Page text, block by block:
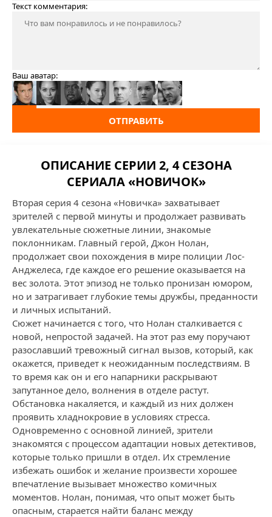
Текст комментария:
Ваш аватар:
ОТПРАВИТЬ
ОПИСАНИЕ СЕРИИ 2, 4 СЕЗОНА
СЕРИАЛА «НОВИЧОК»
Вторая серия 4 сезона «Новичка» захватывает
зрителей с первой минуты и продолжает развивать
увлекательные сюжетные линии, знакомые
поклонникам. Главный герой, Джон Нолан,
продолжает свои похождения в мире полиции Лос-
Анджелеса, где каждое его решение оказывается на
вес золота. Этот эпизод не только пронизан юмором,
но и затрагивает глубокие темы дружбы, преданности
и личных испытаний.
Сюжет начинается с того, что Нолан сталкивается с
новой, непростой задачей. На этот раз ему поручают
разославший тревожный сигнал вызов, который, как
окажется, приведет к неожиданным последствиям. В
то время как он и его напарники раскрывают
запутанное дело, волнения в отделе растут.
Обстановка накаляется, и каждый из них должен
проявить хладнокровие в условиях стресса.
Одновременно с основной линией, зрители
знакомятся с процессом адаптации новых детективов,
которые только пришли в отдел. Их стремление
избежать ошибок и желание произвести хорошее
впечатление вызывает множество комичных
моментов. Нолан, понимая, что опыт может быть
опасным, старается найти баланс между